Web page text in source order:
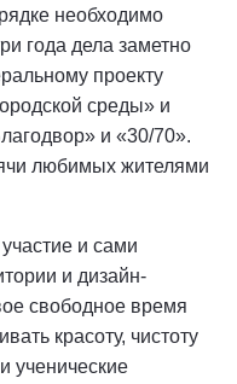
необходимо
года дела заметно
проекту
среды» и
и «30/70».
любимых жителями
и сами
и дизайн-
свободное время
красоту, чистоту
ученические